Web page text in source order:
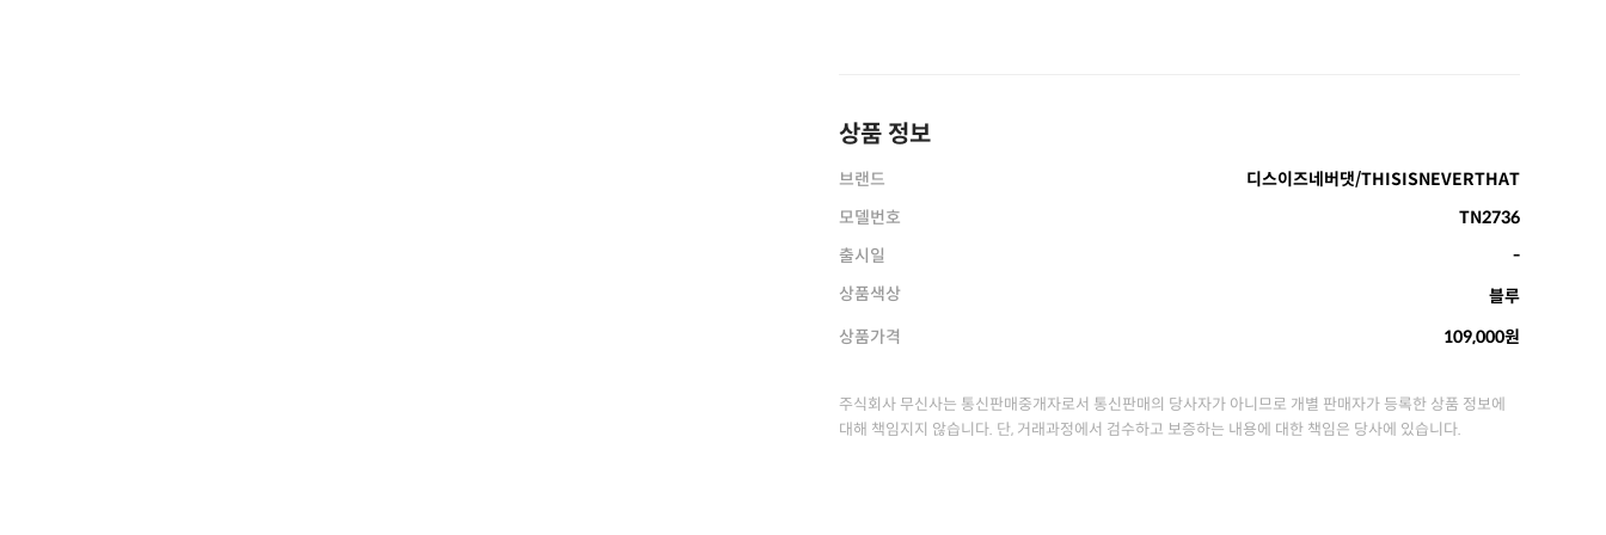
상품 정보
브랜드
디스이즈네버댓/THISISNEVERTHAT
모델번호
TN2736
출시일
-
상품색상
블루
상품가격
109,000원
주식회사 무신사는 통신판매중개자로서 통신판매의 당사자가 아니므로 개별 판매자가 등록한 상품 정보에
대해 책임지지 않습니다. 단, 거래과정에서 검수하고 보증하는 내용에 대한 책임은 당사에 있습니다.